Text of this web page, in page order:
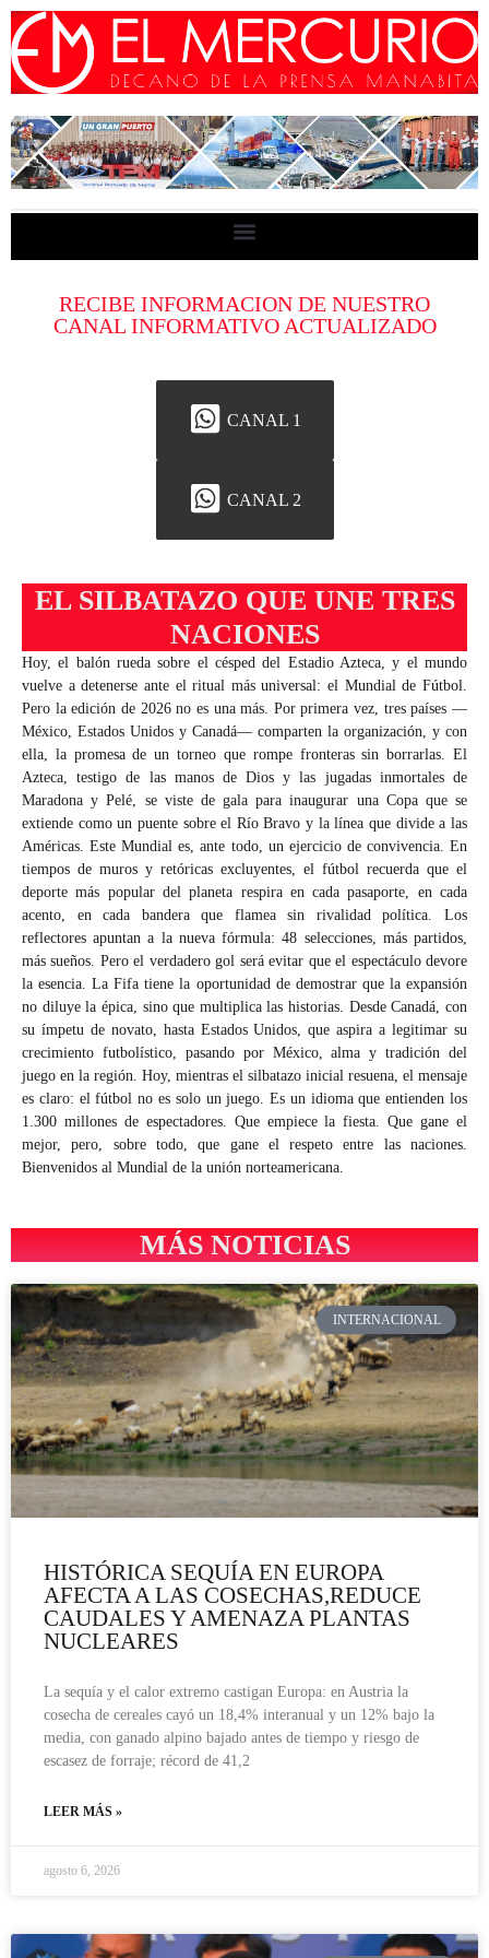
RECIBE INFORMACION DE NUESTRO
CANAL INFORMATIVO ACTUALIZADO
CANAL 1
CANAL 2
EL SILBATAZO QUE UNE TRES
NACIONES
Hoy, el balón rueda sobre el césped del Estadio Azteca, y el mundo
vuelve a detenerse ante el ritual más universal: el Mundial de Fútbol.
Pero la edición de 2026 no es una más. Por primera vez, tres países —
México, Estados Unidos y Canadá— comparten la organización, y con
ella, la promesa de un torneo que rompe fronteras sin borrarlas. El
Azteca, testigo de las manos de Dios y las jugadas inmortales de
Maradona y Pelé, se viste de gala para inaugurar una Copa que se
extiende como un puente sobre el Río Bravo y la línea que divide a las
Américas. Este Mundial es, ante todo, un ejercicio de convivencia. En
tiempos de muros y retóricas excluyentes, el fútbol recuerda que el
deporte más popular del planeta respira en cada pasaporte, en cada
acento, en cada bandera que flamea sin rivalidad política. Los
reflectores apuntan a la nueva fórmula: 48 selecciones, más partidos,
más sueños. Pero el verdadero gol será evitar que el espectáculo devore
la esencia. La Fifa tiene la oportunidad de demostrar que la expansión
no diluye la épica, sino que multiplica las historias. Desde Canadá, con
su ímpetu de novato, hasta Estados Unidos, que aspira a legitimar su
crecimiento futbolístico, pasando por México, alma y tradición del
juego en la región. Hoy, mientras el silbatazo inicial resuena, el mensaje
es claro: el fútbol no es solo un juego. Es un idioma que entienden los
1.300 millones de espectadores. Que empiece la fiesta. Que gane el
mejor, pero, sobre todo, que gane el respeto entre las naciones.
Bienvenidos al Mundial de la unión norteamericana.
MÁS NOTICIAS
INTERNACIONAL
HISTÓRICA SEQUÍA EN EUROPA
AFECTA A LAS COSECHAS,REDUCE
CAUDALES Y AMENAZA PLANTAS
NUCLEARES
La sequía y el calor extremo castigan Europa: en Austria la
cosecha de cereales cayó un 18,4% interanual y un 12% bajo la
media, con ganado alpino bajado antes de tiempo y riesgo de
escasez de forraje; récord de 41,2
LEER MÁS »
agosto 6, 2026